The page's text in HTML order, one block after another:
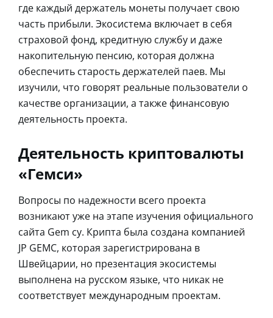
где каждый держатель монеты получает свою
часть прибыли. Экосистема включает в себя
страховой фонд, кредитную службу и даже
накопительную пенсию, которая должна
обеспечить старость держателей паев. Мы
изучили, что говорят реальные пользователи о
качестве организации, а также финансовую
деятельность проекта.
Деятельность криптовалюты
«Гемси»
Вопросы по надежности всего проекта
возникают уже на этапе изучения официального
сайта Gem cy. Крипта была создана компанией
JP GEMC, которая зарегистрирована в
Швейцарии, но презентация экосистемы
выполнена на русском языке, что никак не
соответствует международным проектам.